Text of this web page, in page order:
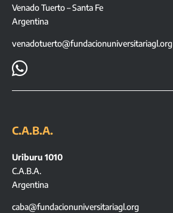
Venado Tuerto – Santa Fe
Argentina
venadotuerto@fundacionuniversitariagl.org

C.A.B.A.
Uriburu 1010
C.A.B.A.
Argentina
caba@fundacionuniversitariagl.org